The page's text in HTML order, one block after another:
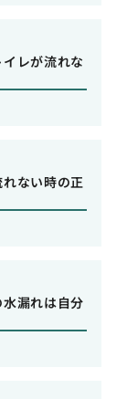
レが流れな
ない時の正
漏れは自分